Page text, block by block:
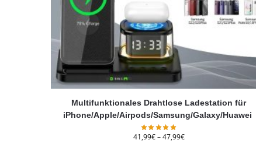
Multifunktionales Drahtlose Ladestation für
iPhone/Apple/Airpods/Samsung/Galaxy/Huawei
41,99€–47,99€